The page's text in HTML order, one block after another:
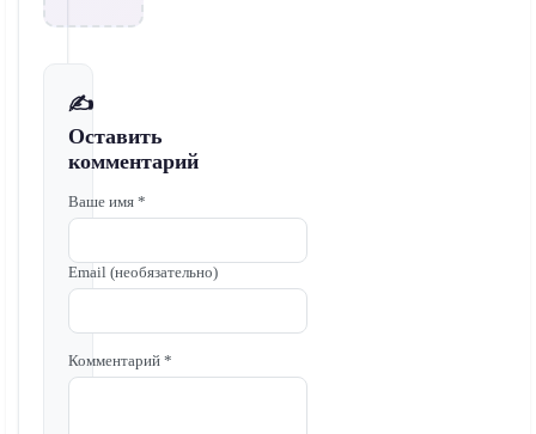
✍️
Оставить
комментарий
Ваше имя *
Email (необязательно)
Комментарий *